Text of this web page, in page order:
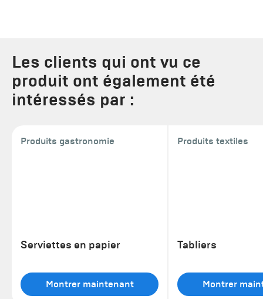
Les clients qui ont vu ce
produit ont également été
intéressés par :
Produits gastronomie
Serviettes en papier
Montrer maintenant
Produits textiles
Tabliers
Montrer